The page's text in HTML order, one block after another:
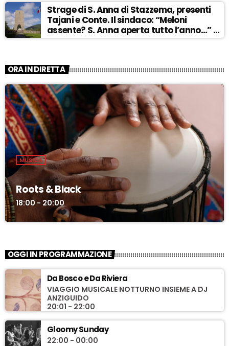
Strage di S. Anna di Stazzema, presenti
Tajani e Conte. Il sindaco: “Meloni
assente? S. Anna aperta tutto l’anno…” –
ASCOLTA
ORA IN DIRETTA
MUSICA
Roots & Black
18:00 - 20:00
OGGI IN PROGRAMMAZIONE
Da Bosco e Da Riviera
VIAGGIO MUSICALE NOTTURNO INSIEME A DJ
ANZIGUIDO
20:01 - 22:00
Gloomy Sunday
22:00 - 00:00